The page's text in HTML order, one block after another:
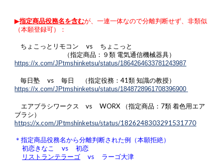
▶︎指定商品役務名を含むが、一連一体なので分離判断せず、非類似
（本願登録可）：
ちょこっとリモコン vs ちょこっと
（指定商品：９類 電気通信機械器具）
https://x.com/JPtmshinketsu/status/1864264633781243987
毎日塾 vs 毎日 （指定役務：41類 知識の教授）
https://x.com/JPtmshinketsu/status/1848728961708396900
エアブラシワークス vs WORX （指定商品：7類 着色用エア
ブラシ）
https://x.com/JPtmshinketsu/status/1826248303291531770
＊指定商品役務名から分離判断された例（本願拒絶）
初恋きなこ vs 初恋
リストランテラーゴ vs ラーゴ大津